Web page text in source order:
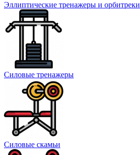
Эллиптические тренажеры и орбитреки
Силовые тренажеры
Силовые скамьи